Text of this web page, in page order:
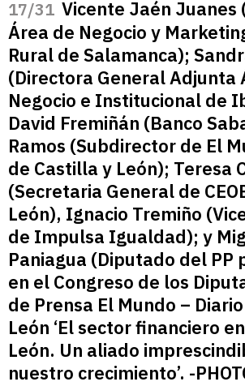
/31 Vicente Jaén Juanes
Área de Negocio y
Rural de Salamanca);
(Directora General Adjunta
Negocio e Institucional de
David Fremiñán (Banco
Ramos (Subdirector de El
de Castilla y León); Teresa
(Secretaria General de
León), Ignacio Tremiño
de Impulsa Igualdad); y
Paniagua (Diputado del PP
en el Congreso de los
de Prensa El Mundo –
León ‘El sector financiero
León. Un aliado
nuestro crecimiento’. -